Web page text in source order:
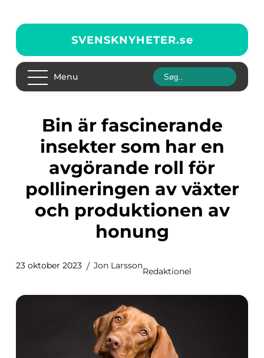
SVENSKNYHETER.se
Menu
Bin är fascinerande
insekter som har en
avgörande roll för
pollineringen av växter
och produktionen av
honung
23 oktober 2023 Jon Larsson
Redaktionel